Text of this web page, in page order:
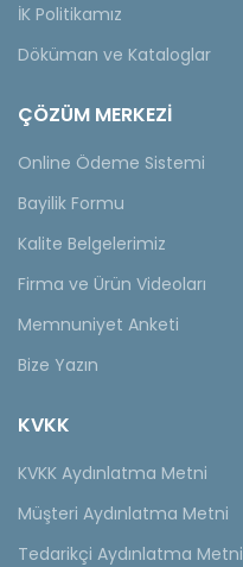
İK Politikamız
Döküman ve Kataloglar
ÇÖZÜM MERKEZİ
Online Ödeme Sistemi
Bayilik Formu
Kalite Belgelerimiz
Firma ve Ürün Videoları
Memnuniyet Anketi
Bize Yazın
KVKK
KVKK Aydınlatma Metni
Müşteri Aydınlatma Metni
Tedarikçi Aydınlatma Metni